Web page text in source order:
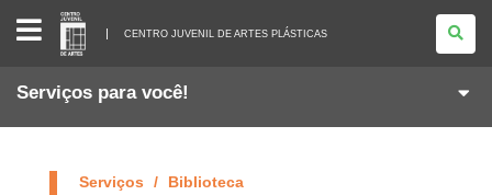
CENTRO
JUVENIL
DE
CENTRO JUVENIL DE ARTES PLÁSTICAS
Serviços para você!
Serviços Biblioteca